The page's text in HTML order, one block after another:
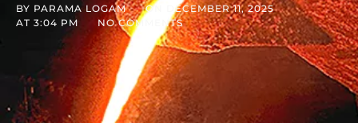
BY PARAMA LOGAM ON
DECEMBER 11, 2025
AT 3:04 PM NO COMMENTS